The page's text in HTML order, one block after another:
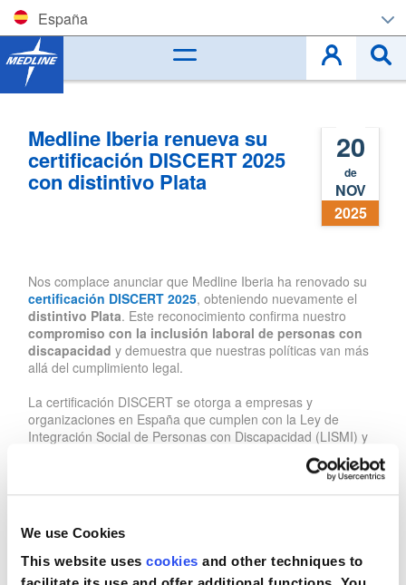
We use Cookies
This website uses cookies and other techniques to
España
Corporate (EN)
Belgique (FR)
Czech
España
France
Ireland
Italia
Nederland
Portugal
Slovenská republika
Medline Iberia renueva su
certificación DISCERT 2025
con distintivo Plata
20
de
NOV
2025
Nos complace anunciar que Medline Iberia ha renovado su
certificación DISCERT 2025, obteniendo nuevamente el
distintivo Plata. Este reconocimiento confirma nuestro
compromiso con la inclusión laboral de personas con
discapacidad y demuestra que nuestras políticas van más
allá del cumplimiento legal.
La certificación DISCERT se otorga a empresas y
organizaciones en España que cumplen con la Ley de
Integración Social de Personas con Discapacidad (LISMI) y
aplican planes activos para fomentar la integración laboral.
Alcanzar el nivel Plata refleja que nuestras prácticas superan
Gracias a iniciativas como la contratación directa de
personas con discapacidad, la colaboración con centros
especiales de empleo y la adaptación de puestos de trabajo,